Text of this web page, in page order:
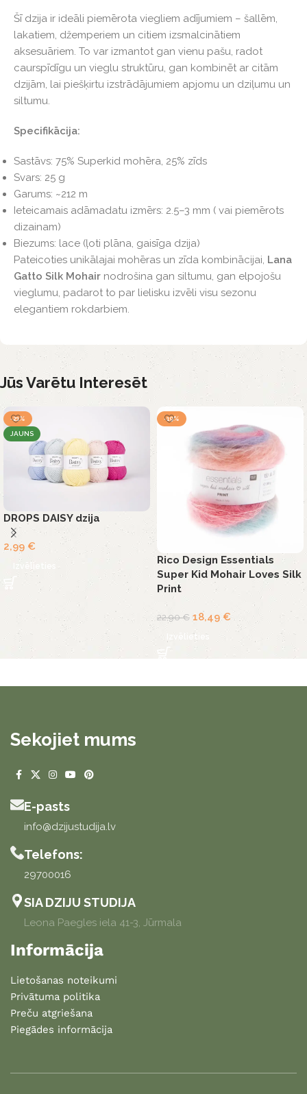
Šī dzija ir ideāli piemērota viegliem adījumiem – šallēm,
lakatiem, džemperiem un citiem izsmalcinātiem
aksesuāriem. To var izmantot gan vienu pašu, radot
caurspīdīgu un vieglu struktūru, gan kombinēt ar citām
dzijām, lai piešķirtu izstrādājumiem apjomu un dziļumu un
siltumu.
Specifikācija:
Sastāvs: 75% Superkid mohēra, 25% zīds
Svars: 25 g
Garums: ~212 m
Ieteicamais adāmadatu izmērs: 2.5–3 mm ( vai piemērots
dizainam)
Biezums: lace (ļoti plāna, gaisīga dzija)
Pateicoties unikālajai mohēras un zīda kombinācijai, Lana
Gatto Silk Mohair nodrošina gan siltumu, gan elpojošu
vieglumu, padarot to par lielisku izvēli visu sezonu
elegantiem rokdarbiem.
Jūs Varētu Interesēt
-21%
JAUNS
DROPS DAISY dzija
2,99 €
-19%
Rico Design Essentials
Super Kid Mohair Loves Silk
Print
22,90€ 18,49€
Izvēlieties
Sekojiet mums
E-pasts
info@dzijustudija.lv
Telefons:
29700016
SIA DZIJU STUDIJA
Leona Paegles iela 41-3, Jūrmala
Informācija
Lietošanas noteikumi
Privātuma politika
Preču atgriešana
Piegādes informācija